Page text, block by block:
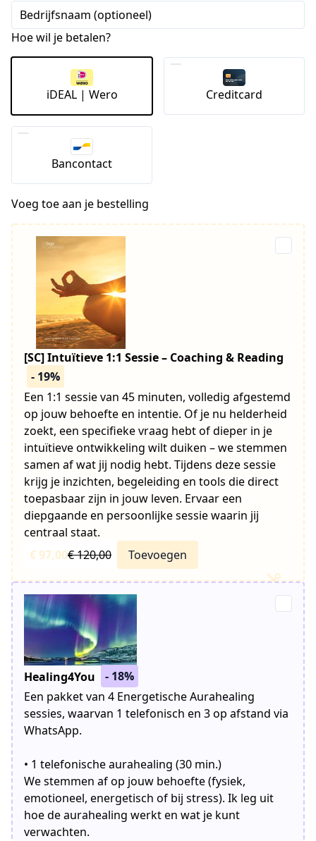
Bedrijfsnaam (optioneel)
Hoe wil je betalen?
iDEAL | Wero Creditcard
Bancontact
Voeg toe aan je bestelling
[SC] Intuïtieve 1:1 Sessie – Coaching & Reading
- 19%
Een 1:1 sessie van 45 minuten, volledig afgestemd
op jouw behoefte en intentie. Of je nu helderheid
zoekt, een specifieke vraag hebt of dieper in je
intuïtieve ontwikkeling wilt duiken – we stemmen
samen af wat jij nodig hebt. Tijdens deze sessie
krijg je inzichten, begeleiding en tools die direct
toepasbaar zijn in jouw leven. Ervaar een
diepgaande en persoonlijke sessie waarin jij
centraal staat.
€ 97,00€ 120,00 Toevoegen
Healing4You
- 18%
Een pakket van 4 Energetische Aurahealing
sessies, waarvan 1 telefonisch en 3 op afstand via
WhatsApp.
• 1 telefonische aurahealing (30 min.)
We stemmen af op jouw behoefte (fysiek,
emotioneel, energetisch of bij stress). Ik leg uit
hoe de aurahealing werkt en wat je kunt
verwachten.